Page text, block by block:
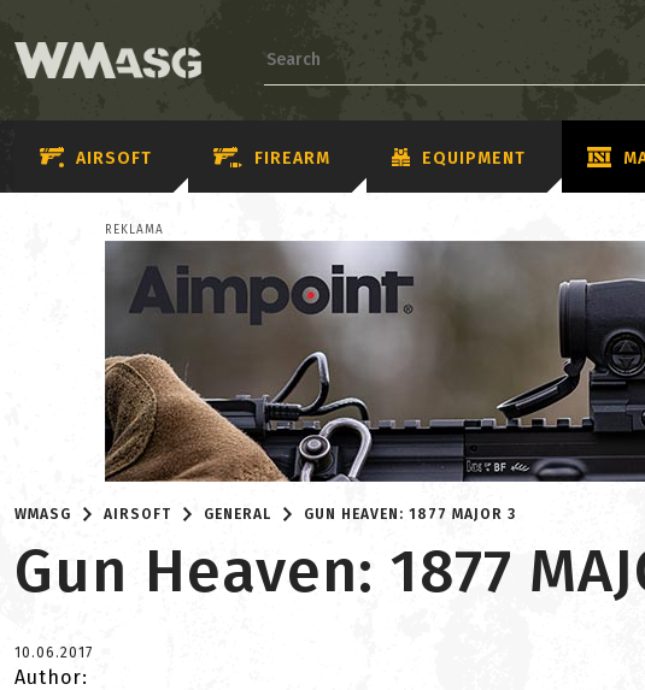
AIRSOFT FIREARM EQUIPMENT
REKLAMA
WMASG AIRSOFT GENERAL GUN HEAVEN: 1877 MAJOR 3
Gun Heaven: 1877
10.06.2017
Author: